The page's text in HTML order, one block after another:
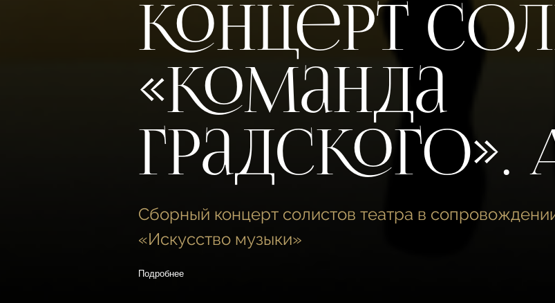
Концерт
«Команда
Градского».
Сборный концерт солистов театра в
«Искусство музыки»
Подробнее